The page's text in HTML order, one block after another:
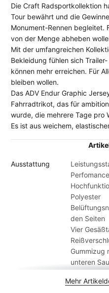
Die Craft Radsportkollektion
Tour bewährt und die
Monument-Rennen begleitet.
von der Menge abheben
Mit der umfangreichen
Bekleidung fühlen sich
können mehr erreichen. Für
bleiben wollen.
Das ADV Endur Graphic
Fahrradtrikot, das für
wurde, die mehrere Tage pro
Es ist aus weichem,
Feuchtigkeitstransport bei
Silikonprint am hinteren
Rückseite Platz für
Ausstattung
Perfomance
Polyester
den Seiten
Vier
Gummizug
unteren
Hauptstoff:
Mehr